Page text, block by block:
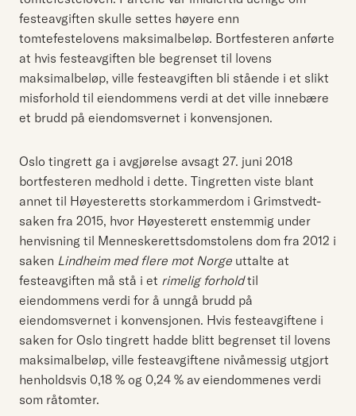
festeavgiften skulle settes høyere enn
tomtefestelovens maksimalbeløp. Bortfesteren anførte
at hvis festeavgiften ble begrenset til lovens
maksimalbeløp, ville festeavgiften bli stående i et slikt
misforhold til eiendommens verdi at det ville innebære
et brudd på eiendomsvernet i konvensjonen.
Oslo tingrett ga i avgjørelse avsagt 27. juni 2018
bortfesteren medhold i dette. Tingretten viste blant
annet til Høyesteretts storkammerdom i Grimstvedt-
saken fra 2015, hvor Høyesterett enstemmig under
henvisning til Menneskerettsdomstolens dom fra 2012 i
saken Lindheim med flere mot Norge uttalte at
festeavgiften må stå i et rimelig forholdtil
eiendommens verdi for å unngå brudd på
eiendomsvernet i konvensjonen. Hvis festeavgiftene i
saken for Oslo tingrett hadde blitt begrenset til lovens
maksimalbeløp, ville festeavgiftene nivåmessig utgjort
henholdsvis 0,18 % og 0,24 % av eiendommenes verdi
som råtomter.